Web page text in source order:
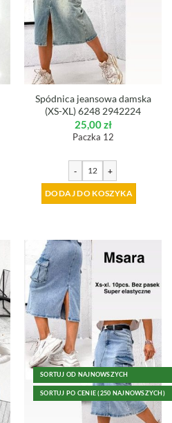
Spódnica jeansowa damska
(XS-XL) 6248 2942224
25,00zł
Paczka 12
- +
DODAJ DO KOSZYKA
SORTUJ OD NAJNOWSZYCH
SORTUJ PO CENIE (250 NAJNOWSZYCH)